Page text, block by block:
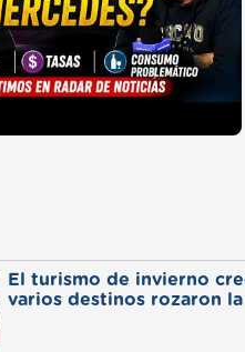
El turismo de invierno
varios destinos rozaron